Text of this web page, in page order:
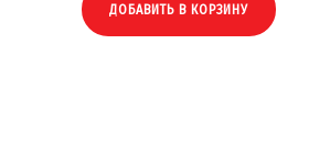
ДОБАВИТЬ В КОРЗИНУ